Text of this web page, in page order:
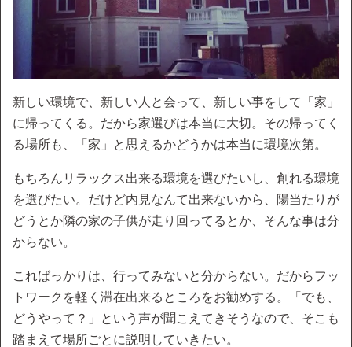
新しい環境で、新しい人と会って、新しい事をして「家」
に帰ってくる。だから家選びは本当に大切。その帰ってく
る場所も、「家」と思えるかどうかは本当に環境次第。
もちろんリラックス出来る環境を選びたいし、創れる環境
を選びたい。だけど内見なんて出来ないから、陽当たりが
どうとか隣の家の子供が走り回ってるとか、そんな事は分
からない。
こればっかりは、行ってみないと分からない。だからフッ
トワークを軽く滞在出来るところをお勧めする。「でも、
どうやって？」という声が聞こえてきそうなので、そこも
踏まえて場所ごとに説明していきたい。